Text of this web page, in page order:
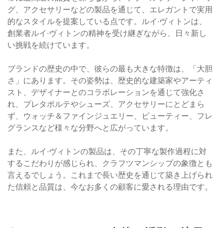
グ、アクセサリーなどの製品を通じて、エレガントで実用
的なスタイルを提案している点です。ルイ·ヴィトンは、
創業者ルイ·ヴィトンの精神を受け継ぎながら、日々新し
い挑戦を続けています。
ブランドの歴史の中で、彼らの最も大きな特徴は、「大胆
さ」にあります。その姿勢は、歴史的な建築家やアーティ
スト、デザイナーとのコラボレーションを通じて強化さ
れ、プレタポルテやシューズ、アクセサリーにとどまら
ず、ウォッチ＆ファインジュエリー、ビューティー、フレ
グランスなど様々な分野へと広がっています。
また、ルイ·ヴィトンの製品は、その丁寧な製作過程に対
するこだわりが感じられ、クラフツマンシップの象徴とも
言えるでしょう。これまで長い歴史を通じて築き上げられ
た信頼と品質は、今なお多くの顧客に愛される理由です。